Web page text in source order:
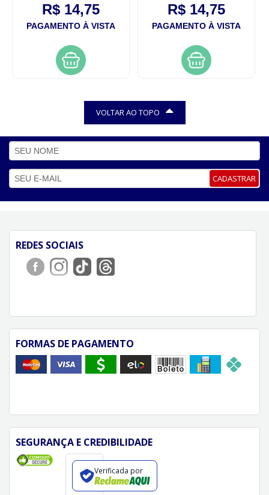
R$ 14,75
PAGAMENTO À VISTA
R$ 14,75
PAGAMENTO À VISTA
VOLTAR AO TOPO